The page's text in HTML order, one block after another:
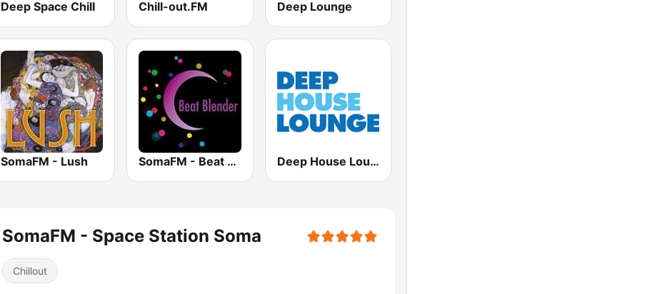
Deep Space Chill Chill-out.FM Deep Lounge
SomaFM - Lush SomaFM - Beat Blender Deep House Lounge
SomaFM - Space Station Soma
Chillout